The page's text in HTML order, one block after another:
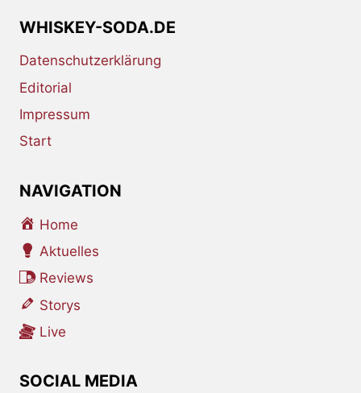
WHISKEY-SODA.DE
Datenschutzerklärung
Editorial
Impressum
Start
NAVIGATION
Home
Aktuelles
Reviews
Storys
Live
SOCIAL MEDIA